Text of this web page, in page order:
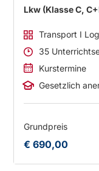
Lkw (Klasse C,
Transport I
35
Kurstermine
Gesetzlich
Grundpreis
€ 690,00